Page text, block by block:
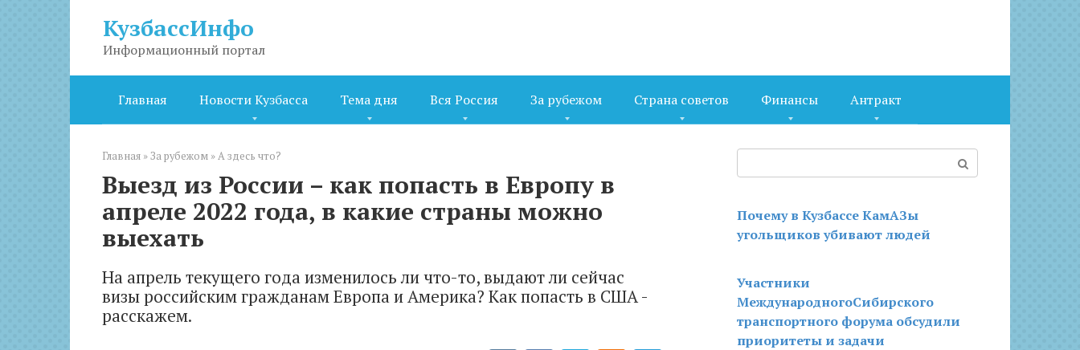
КузбассИнфо
Информационный портал
Главная Новости Кузбасса Тема дня Вся Россия За рубежом Страна советов Финансы Антракт
Главная »За рубежом »А здесь что?
Выезд из России – как попасть в Европу в
апреле 2022 года, в какие страны можно
выехать
На апрель текущего года изменилось ли что-то, выдают ли сейчас
визы российским гражданам Европа и Америка? Как попасть в США -
расскажем.
Почему в Кузбассе КамАЗы
угольщиков убивают людей
Участники
МеждународногоСибирского
транспортного форума обсудили
приоритеты и задачи